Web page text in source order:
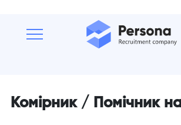
Комірник / Помічник